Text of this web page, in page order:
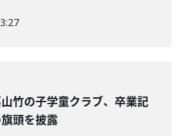
竹の子学童クラブ、卒業記
頭を披露